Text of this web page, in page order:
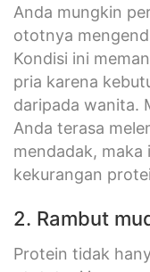
Anda mungkin
ototnya
Kondisi ini
pria karena
daripada wanita.
Anda terasa
mendadak, maka
kekurangan
2. Rambut
Protein tidak